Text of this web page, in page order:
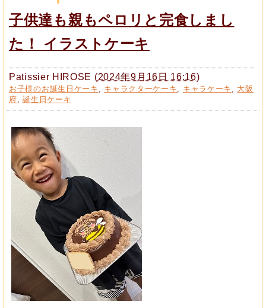
子供達も親もペロリと完食しまし
た！ イラストケーキ
Patissier HIROSE (2024年9月16日 16:16)
お子様のお誕生日ケーキ キャラクターケーキ キャラケーキ
大阪
府 ,誕生日ケーキ